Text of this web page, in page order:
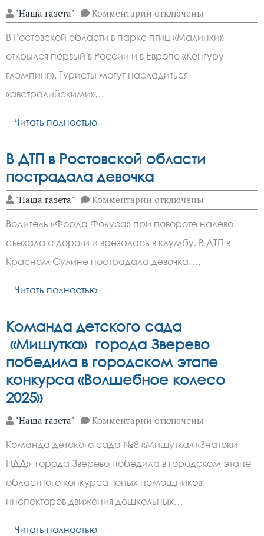
"Наша газета" Комментарии к
записи
Австралии
рукой
подать:
в
Ростовской
и
эму
отключены
В Ростовской области в парке птиц «Малинки»
открылся первый в России и в Европе «Кенгуру
глэмпинг». Туристы могут насладиться
«австралийскими»…
Читать полностью
В ДТП в Ростовской области
пострадала девочка
"Наша газета" Комментарии к
записи
ДТП
в
Ростовской
области
пострадала
отключены
Водитель «Форда Фокуса» при повороте налево
съехала с дороги и врезалась в клумбу. В ДТП в
Красном Сулине пострадала девочка….
Читать полностью
Команда детского сада
«Мишутка» города Зверево
победила в городском этапе
конкурса «Волшебное колесо
2025»
"Наша газета" Комментарии к
записи
Команда
детского
сада
«Мишутка»
города
Зверево
победила
отключены
Команда детского сада №8 «Мишутка» «Знатоки
ПДД» города Зверево победила в городском этапе
областного конкурса юных помощников
инспекторов движения дошкольных…
Читать полностью